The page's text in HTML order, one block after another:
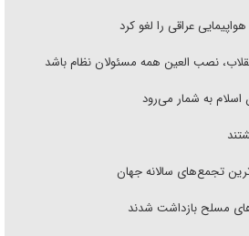
عراقی را لغو کرد
نصب العین همه مسئولان نظام باشد
به شمار می‌رود
تجمع‌های سالانه جهان